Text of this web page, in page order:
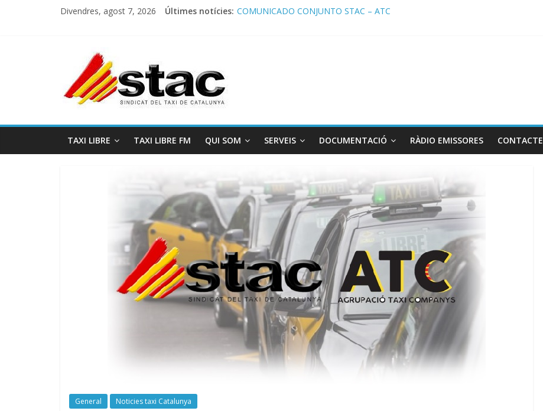
Divendres, agost 7, 2026 Últimes notícies: COMUNICADO CONJUNTO STAC – ATC
TAXI LIBRE TAXI LIBRE FM QUI SOM SERVEIS DOCUMENTACIÓ RÀDIO EMISSORES CONTACTE
General Noticies taxi Catalunya